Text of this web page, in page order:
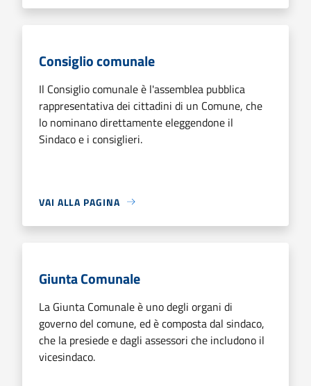
Consiglio comunale
Il Consiglio comunale è l'assemblea pubblica
rappresentativa dei cittadini di un Comune, che
lo nominano direttamente eleggendone il
Sindaco e i consiglieri.
VAI ALLA PAGINA
Giunta Comunale
La Giunta Comunale è uno degli organi di
governo del comune, ed è composta dal sindaco,
che la presiede e dagli assessori che includono il
vicesindaco.